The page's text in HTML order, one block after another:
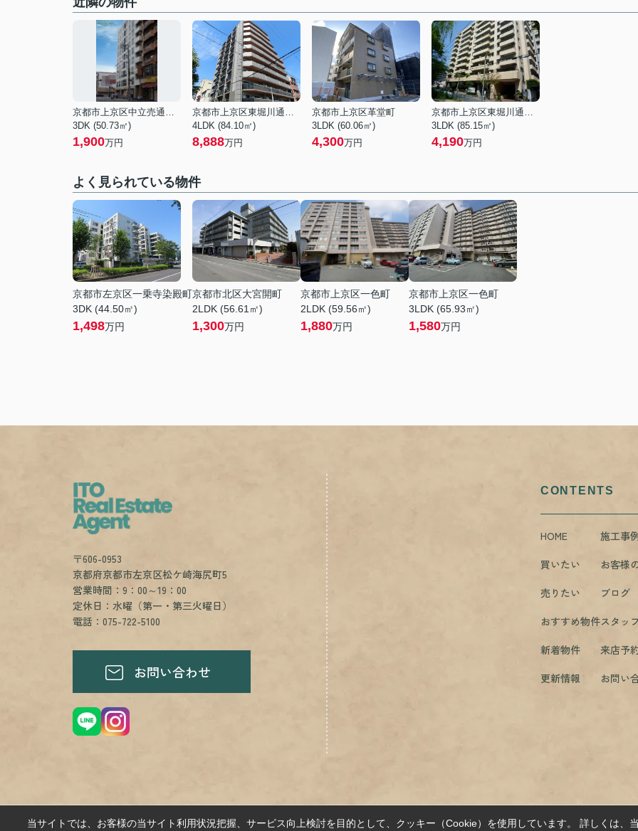
京都市上京区中立売通千本東入丹波屋町
3DK (50.73㎡)
1,900万円
京都市上京区東堀川通元誓願寺上る村雲町
4LDK (84.10㎡)
8,888万円
京都市上京区革堂町
3LDK (60.06㎡)
4,300万円
京都市上京区東堀川通一条上る竪富田町
3LDK (85.15㎡)
4,190万円
よく見られている物件
京都市左京区一乗寺染殿町
3DK (44.50㎡)
1,498万円
京都市北区大宮開町
2LDK (56.61㎡)
1,300万円
京都市上京区一色町
2LDK (59.56㎡)
1,880万円
京都市上京区一色町
3LDK (65.93㎡)
1,580万円
〒606-0953
京都府京都市左京区松ケ崎海尻町5
営業時間：9：00～19：00
定休日：水曜（第一・第三火曜日）
電話：075-722-5100
お問い合わせ
CONTENTS
HOME
施工事
買いたい
お客様
売りたい
ブログ
おすすめ物件スタッ
新着物件
来店予
更新情報
お問い
当サイトでは、お客様の当サイト利用状況把握、サービス向上検討を目的として、クッキー（Cookie）を使用しています。 詳しくは、